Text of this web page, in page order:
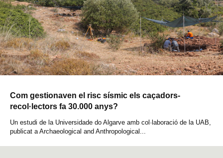
Com gestionaven el risc sísmic els caçadors-
recol·lectors fa 30.000 anys?
Un estudi de la Universidade do Algarve amb col·laboració de la UAB,
publicat a Archaeological and Anthropological...